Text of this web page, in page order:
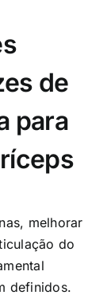
de
para
melhorar
do
definidos.